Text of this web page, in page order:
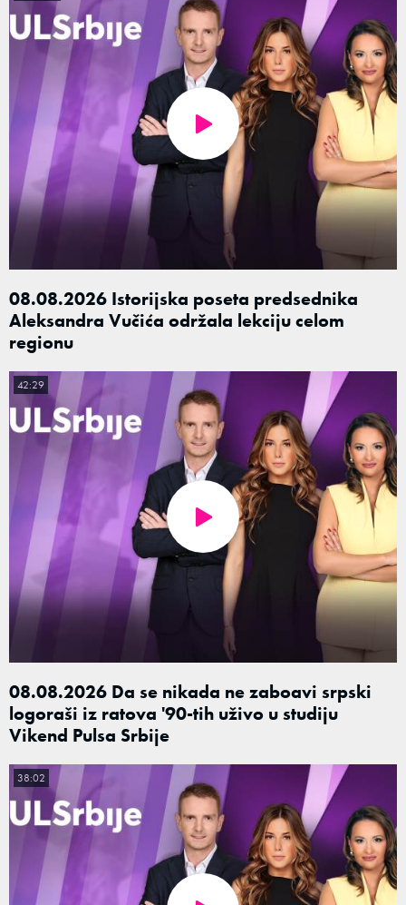
08.08.2026 Istorijska poseta predsednika
Aleksandra Vučića održala lekciju celom
regionu
08.08.2026 Da se nikada ne zaboavi srpski
logoraši iz ratova '90-tih uživo u studiju
Vikend Pulsa Srbije
42:29
38:02